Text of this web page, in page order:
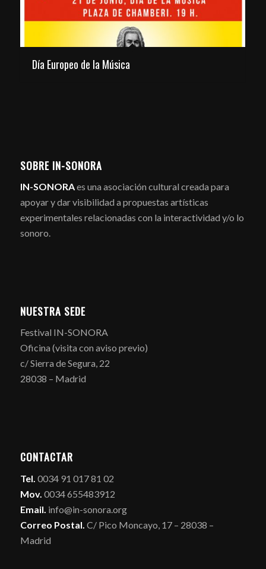
Día Europeo de la Música
SOBRE IN-SONORA
IN-SONORAes una asociación cultural creada para
apoyar y dar visibilidad a propuestas artísticas
experimentales relacionadas con la interactividad y/o lo
sonoro.
NUESTRA SEDE
Festival IN-SONORA
Oficina (visita con aviso previo)
c/ Sierra de Segura, 22
28038 – Madrid
CONTACTAR
Tel. 0034 91 017 81 02
Mov. 0034 655483912
Email. info@in-sonora.org
Correo Postal. C/ Pico Moncayo, 17 – 28038 –
Madrid